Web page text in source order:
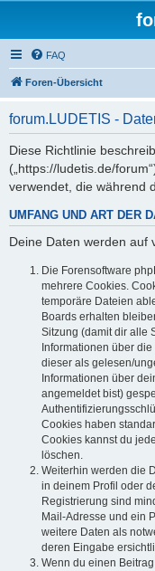
FAQ
Foren-Übersicht
forum.LUDETIS -
Diese Richtlinie
(„https://ludetis.de/
verwendet, die während
UMFANG UND ART DER
Deine Daten werden auf
Die Forensoftware
mehrere Cookies.
temporäre Dateien
Boards erhalten
Sitzung (damit dir alle
Informationen über
dieser als gelesen/
Informationen über
angemeldet bist)
Cookies haben
Cookies kannst du
löschen.
Weiterhin werden die
in deinem Profil oder
Registrierung sind
Mail-Adresse und ein
weitere Daten als
deren Eingabe
Wenn du einen